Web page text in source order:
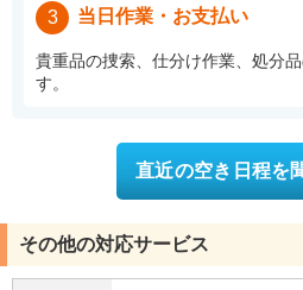
3 当日作業・お支払い
貴重品の捜索、仕分け作業、処分
す。
直近の空き日程を
その他の対応サービス